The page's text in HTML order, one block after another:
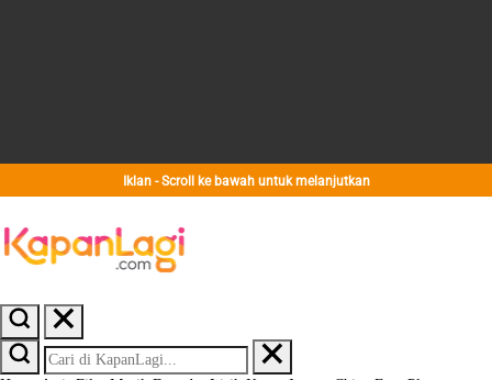
Iklan - Scroll ke bawah untuk melanjutkan